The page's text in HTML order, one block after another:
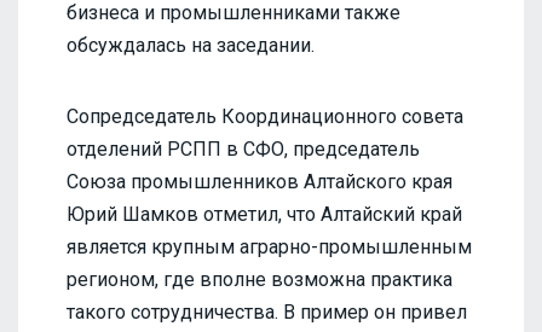
бизнеса и промышленниками также
обсуждалась на заседании.
Сопредседатель Координационного совета
отделений РСПП в СФО, председатель
Союза промышленников Алтайского края
Юрий Шамков отметил, что Алтайский край
является крупным аграрно-промышленным
регионом, где вполне возможна практика
такого сотрудничества. В пример он привел